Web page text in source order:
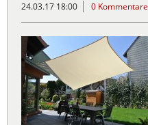
24.03.17 18:00 0 Kommentare